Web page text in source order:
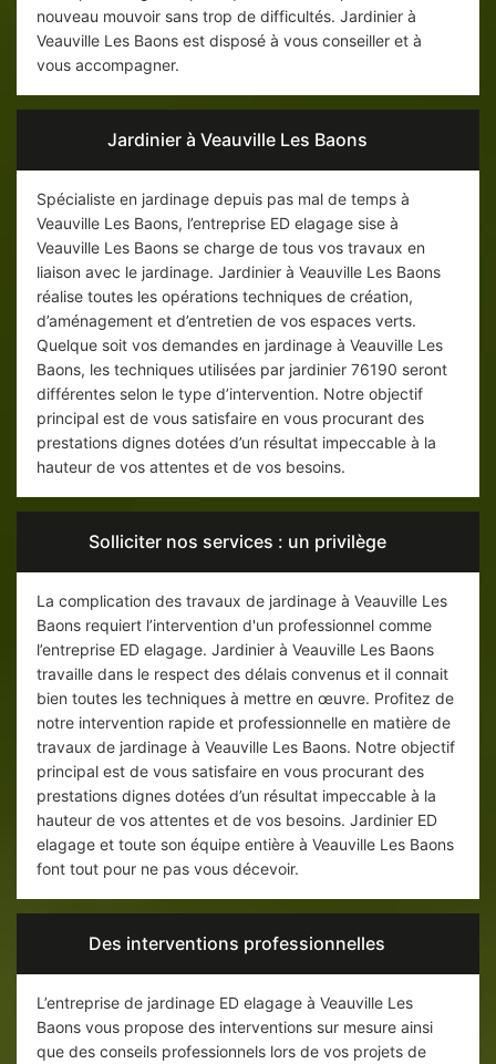
nouveau mouvoir sans trop de difficultés. Jardinier à
Veauville Les Baons est disposé à vous conseiller et à
vous accompagner.
Jardinier à Veauville Les Baons
Spécialiste en jardinage depuis pas mal de temps à
Veauville Les Baons, l’entreprise ED elagage sise à
Veauville Les Baons se charge de tous vos travaux en
liaison avec le jardinage. Jardinier à Veauville Les Baons
réalise toutes les opérations techniques de création,
d’aménagement et d’entretien de vos espaces verts.
Quelque soit vos demandes en jardinage à Veauville Les
Baons, les techniques utilisées par jardinier 76190 seront
différentes selon le type d’intervention. Notre objectif
principal est de vous satisfaire en vous procurant des
prestations dignes dotées d’un résultat impeccable à la
hauteur de vos attentes et de vos besoins.
Solliciter nos services : un privilège
La complication des travaux de jardinage à Veauville Les
Baons requiert l’intervention d'un professionnel comme
l’entreprise ED elagage. Jardinier à Veauville Les Baons
travaille dans le respect des délais convenus et il connait
bien toutes les techniques à mettre en œuvre. Profitez de
notre intervention rapide et professionnelle en matière de
travaux de jardinage à Veauville Les Baons. Notre objectif
principal est de vous satisfaire en vous procurant des
prestations dignes dotées d’un résultat impeccable à la
hauteur de vos attentes et de vos besoins. Jardinier ED
elagage et toute son équipe entière à Veauville Les Baons
font tout pour ne pas vous décevoir.
Des interventions professionnelles
L’entreprise de jardinage ED elagage à Veauville Les
Baons vous propose des interventions sur mesure ainsi
que des conseils professionnels lors de vos projets de